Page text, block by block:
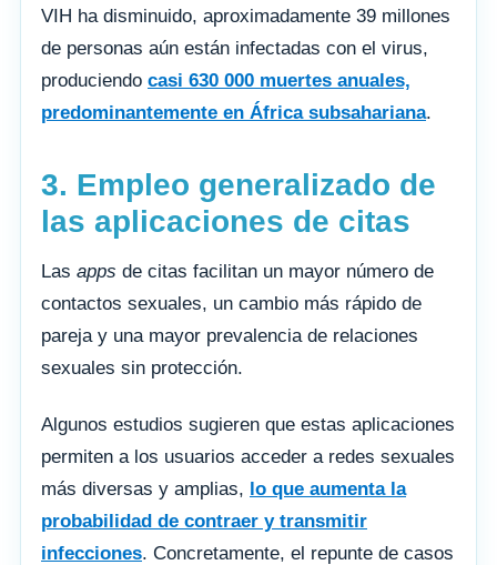
VIH ha disminuido, aproximadamente 39 millones
de personas aún están infectadas con el virus,
produciendo casi 630 000 muertes anuales,
predominantemente en África subsahariana.
3. Empleo generalizado de
las aplicaciones de citas
Las apps de citas facilitan un mayor número de
contactos sexuales, un cambio más rápido de
pareja y una mayor prevalencia de relaciones
sexuales sin protección.
Algunos estudios sugieren que estas aplicaciones
permiten a los usuarios acceder a redes sexuales
más diversas y amplias, lo que aumenta la
probabilidad de contraer y transmitir
infecciones. Concretamente, el repunte de casos